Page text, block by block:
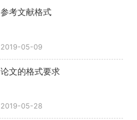
参考文献格式
2019-05-09
论文的格式要求
2019-05-28